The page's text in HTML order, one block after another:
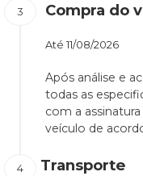
Compra do
Até 11/08/2026
Após análise e
todas as
com a
veículo de
Transporte